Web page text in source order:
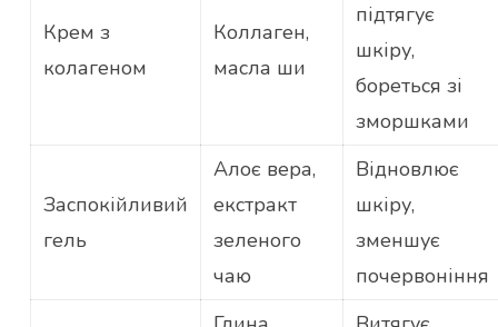
Крем з
колагеном
Коллаген,
масла ши
підтягує
шкіру,
бореться зі
зморшками
Заспокійливий
гель
Алоє вера,
екстракт
зеленого
чаю
Відновлює
шкіру,
зменшує
почервоніння